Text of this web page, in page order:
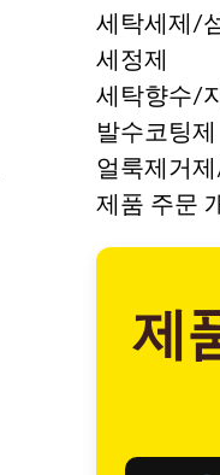
세탁세제/
세정제
세탁향수/
발수코팅제
얼룩제거
제품 주문
제